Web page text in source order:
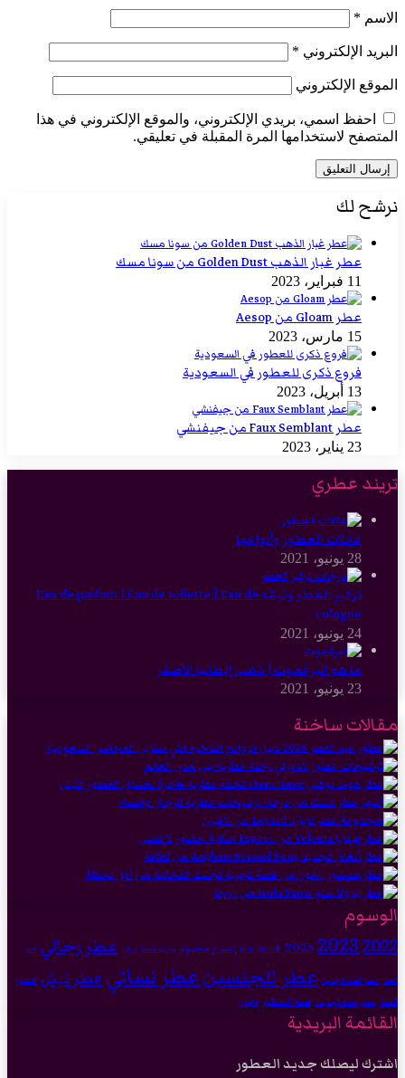
الاسم *
البريد الإلكتروني *
الموقع الإلكتروني
احفظ اسمي، بريدي الإلكتروني، والموقع الإلكتروني في هذا
المتصفح لاستخدامها المرة المقبلة في تعليقي.
نرشح لك
عطر غبار الذهب Golden Dust من سونا مسك
11 فبراير، 2023
عطر Gloam من Aesop
15 مارس، 2023
فروع ذكرى للعطور في السعودية
13 أبريل، 2023
عطر Faux Semblant من جيفنشي
23 يناير، 2023
تريند عطري
عائلات العطور وأنواعها
28 يونيو، 2021
تركيز العطر وثباته Eau de parfum | Eau de toilette | Eau de
cologne
24 يونيو، 2021
ما هو البرغموت | ذهب إيطاليا الأصفر
23 يونيو، 2021
مقالات ساخنة
الوسوم
2022
2023
2025
Dior gissah إصدار محدود جديد قصة درعه عطر رجالي عطر
قصة عطر قصة الجديد عطر للجنسينعطر نسائيعطر نيش عطور
قصة عطور قصة الجديدة قصة للعطور لافيرن
القائمة البريدية
اشترك ليصلك جديد العطور